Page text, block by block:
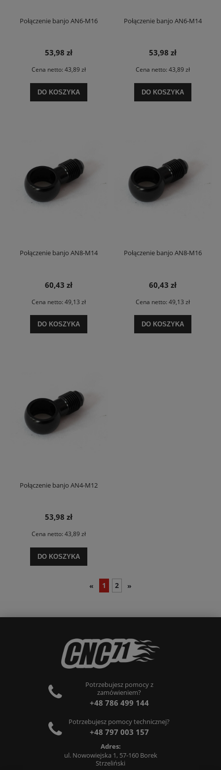
Połączenie banjo AN6-M16
53,98 zł
Cena netto: 43,89 zł
DO KOSZYKA
Połączenie banjo AN6-M14
53,98 zł
Cena netto: 43,89 zł
DO KOSZYKA
Połączenie banjo AN8-M14
60,43 zł
Cena netto: 49,13 zł
DO KOSZYKA
Połączenie banjo AN8-M16
60,43 zł
Cena netto: 49,13 zł
DO KOSZYKA
Połączenie banjo AN4-M12
53,98 zł
Cena netto: 43,89 zł
DO KOSZYKA
« 1 2 »
Potrzebujesz pomocy z
zamówieniem?
+48 786 499 144
Potrzebujesz pomocy technicznej?
+48 797 003 157
Adres:
ul. Nowowiejska 1, 57-160 Borek
Strzeliński